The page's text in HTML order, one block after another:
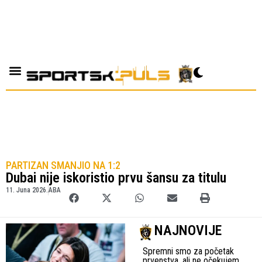
PARTIZAN SMANJIO NA 1:2
Dubai nije iskoristio prvu šansu za titulu
11. Juna 2026.ABA
NAJNOVIJE
Spremni smo za početak